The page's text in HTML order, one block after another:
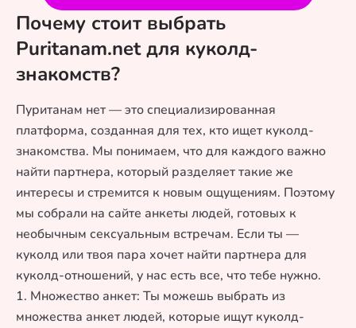
Почему стоит выбрать
Puritanam.net для куколд-
знакомств?
Пуританам нет — это специализированная
платформа, созданная для тех, кто ищет куколд-
знакомства. Мы понимаем, что для каждого важно
найти партнера, который разделяет такие же
интересы и стремится к новым ощущениям. Поэтому
мы собрали на сайте анкеты людей, готовых к
необычным сексуальным встречам. Если ты —
куколд или твоя пара хочет найти партнера для
куколд-отношений, у нас есть все, что тебе нужно.
1. Множество анкет: Ты можешь выбрать из
множества анкет людей, которые ищут куколд-